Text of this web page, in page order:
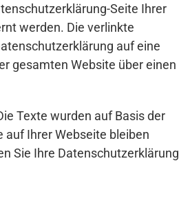
Seite Ihrer
werden. Die verlinkte
auf eine
gesamten Website über einen
Texte wurden auf Basis der
Ihrer Webseite bleiben
Sie Ihre Datenschutzerklärung